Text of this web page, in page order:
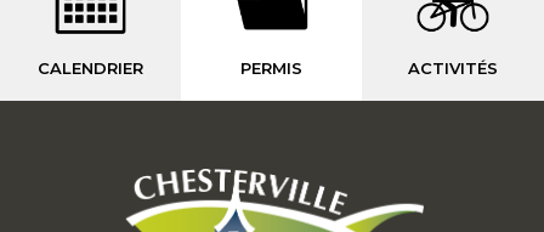
CALENDRIER PERMIS ACTIVITÉS